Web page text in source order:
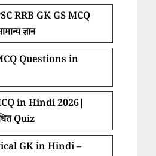
RRB GK GS MCQ
ज्ञान
Questions in
in Hindi 2026|
Quiz
GK in Hindi –